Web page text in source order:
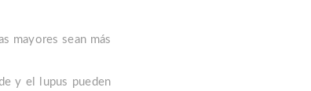
mayores sean más
y el lupus pueden